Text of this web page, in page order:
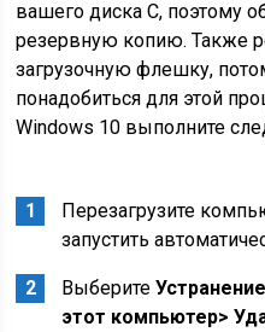
вашего диска C, поэтому
резервную копию. Также
загрузочную флешку,
понадобиться для этой
Windows 10 выполните
Перезагрузите
запустить
Выберите
этот компьютер>